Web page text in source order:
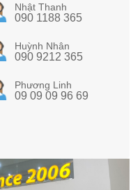
Nhật Thanh
090 1188 365
Huỳnh Nhân
090 9212 365
Phương Linh
09 09 09 96 69